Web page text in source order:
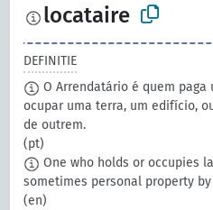
locataire
DEFINITIE
O Arrendatário é quem
ocupar uma terra, um edifício,
de outrem.
(pt)
One who holds or occupies
sometimes personal property
(en)